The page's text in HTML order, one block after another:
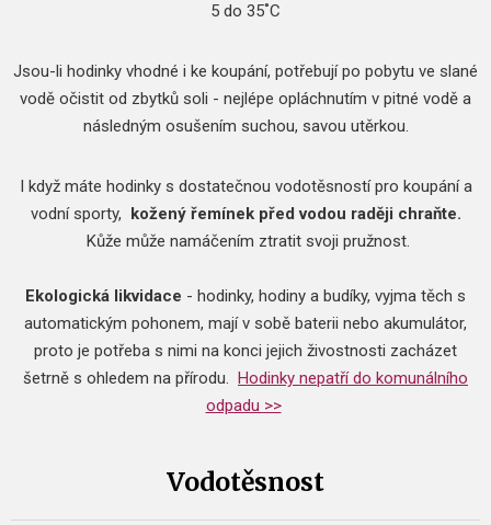
5 do 35˚C
Jsou-li hodinky vhodné i ke koupání, potřebují po pobytu ve slané
vodě očistit od zbytků soli - nejlépe opláchnutím v pitné vodě a
následným osušením suchou, savou utěrkou.
I když máte hodinky s dostatečnou vodotěsností pro koupání a
vodní sporty, kožený řemínek před vodou raději chraňte.
Kůže může namáčením ztratit svoji pružnost.
Ekologická likvidace - hodinky, hodiny a budíky, vyjma těch s
automatickým pohonem, mají v sobě baterii nebo akumulátor,
proto je potřeba s nimi na konci jejich živostnosti zacházet
šetrně s ohledem na přírodu. Hodinky nepatří do komunálního
odpadu >>
Vodotěsnost